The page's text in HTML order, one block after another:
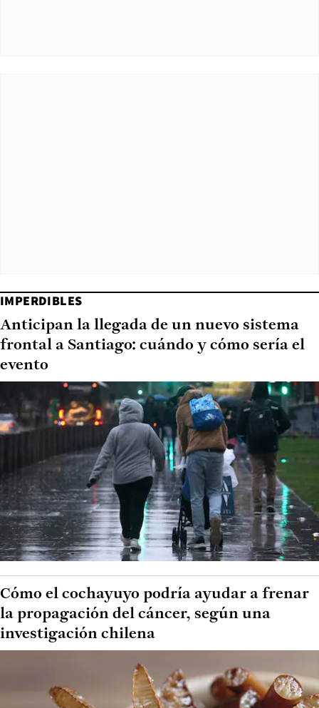
IMPERDIBLES
Anticipan la llegada de un nuevo sistema
frontal a Santiago: cuándo y cómo sería el
evento
Cómo el cochayuyo podría ayudar a frenar
la propagación del cáncer, según una
investigación chilena